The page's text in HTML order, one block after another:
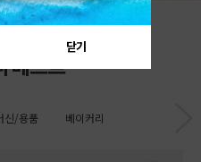
베스트
신/용품 베이커리
닫기